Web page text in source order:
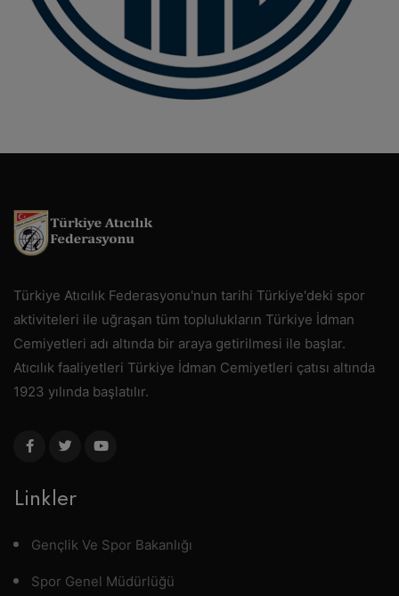
Türkiye Atıcılık Federasyonu'nun tarihi Türkiye'deki spor
aktiviteleri ile uğraşan tüm toplulukların Türkiye İdman
Cemiyetleri adı altında bir araya getirilmesi ile başlar.
Atıcılık faaliyetleri Türkiye İdman Cemiyetleri çatısı altında
1923 yılında başlatılır.
Linkler
Gençlik Ve Spor Bakanlığı
Spor Genel Müdürlüğü